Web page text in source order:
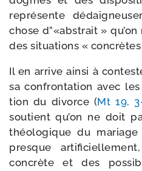
repré­sente
chose d”«abstrait »
des situa­tions « concrètes
Il en arrive ain­si à
sa confron­ta­tion avec
tion du divorce (Mt 19,
sou­tient qu’on ne doit
théo­lo­gique du
presque
concrète et des